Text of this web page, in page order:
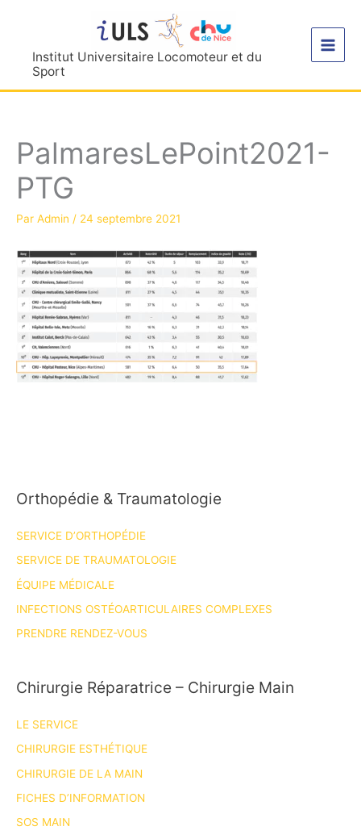
contenuInstitut Universitaire Locomoteur et du
Sport
PalmaresLePoint2021-
PTG
Par Admin / 24 septembre 2021
Orthopédie & Traumatologie
SERVICE D’ORTHOPÉDIE
SERVICE DE TRAUMATOLOGIE
ÉQUIPE MÉDICALE
INFECTIONS OSTÉOARTICULAIRES COMPLEXES
PRENDRE RENDEZ-VOUS
Chirurgie Réparatrice – Chirurgie Main
LE SERVICE
CHIRURGIE ESTHÉTIQUE
CHIRURGIE DE LA MAIN
FICHES D’INFORMATION
SOS MAIN